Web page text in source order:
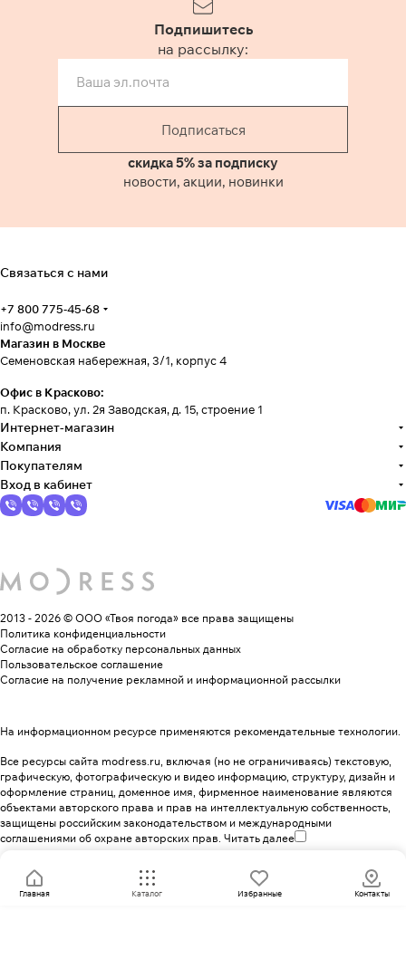
Подпишитесь
на рассылку:
Подписаться
скидка 5% за подписку
новости, акции, новинки
Связаться с нами
+7 800 775-45-68
info@modress.ru
Магазин в Москве
Семеновская набережная, 3/1, корпус 4
Офис в Красково:
п. Красково, ул. 2я Заводская, д. 15, строение 1
Интернет-магазин
Компания
Покупателям
Вход в кабинет
2013 - 2026 © ООО «Твоя погода» все права защищены
Политика конфиденциальности
Согласие на обработку персональных данных
Пользовательское соглашение
Согласие на получение рекламной и информационной рассылки
На информационном ресурсе применяются рекомендательные технологии.
Все ресурсы сайта modress.ru, включая (но не ограничиваясь) текстовую,
графическую, фотографическую и видео информацию, структуру, дизайн и
оформление страниц, доменное имя, фирменное наименование являются
объектами авторского права и прав на интеллектуальную собственность,
защищены российским законодательством и международными
соглашениями об охране авторских прав. Читать далее
Главная Каталог Избранные Контакты